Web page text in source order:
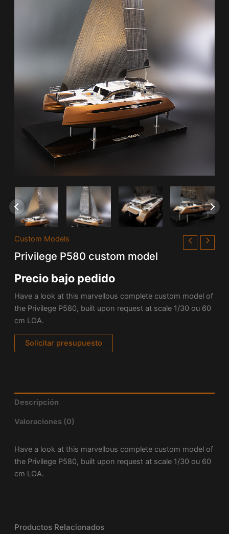
Custom Models
Privilege P580 custom model
Precio bajo pedido
Have a look at this marvellous complete custom model of
the Privilege P580, built upon request at scale 1/30 ou 60
cm LOA.
Solicitar presupuesto
Descripción
Valoraciones (0)
Have a look at this marvellous complete custom model of
the Privilege P580, built upon request at scale 1/30 ou 60
cm LOA.
Productos Relacionados